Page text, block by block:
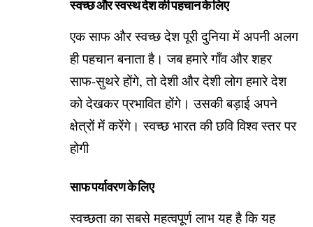
स्वच्छ और स्वस्थ देश की पहचान के लिए
एक साफ और स्वच्छ देश पूरी दुनिया में अपनी अलग
ही पहचान बनाता है। जब हमारे गाँव और शहर
साफ-सुथरे होंगे, तो देशी और देशी लोग हमारे देश
को देखकर प्रभावित होंगे। उसकी बड़ाई अपने
क्षेत्रों में करेंगे। स्वच्छ भारत की छवि विश्व स्तर पर
होगी
साफ पर्यावरण के लिए
स्वच्छता का सबसे महत्वपूर्ण लाभ यह है कि यह